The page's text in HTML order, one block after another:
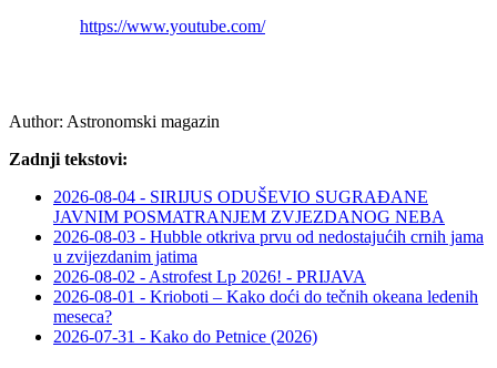
https://www.youtube.com/
Author: Astronomski magazin
Zadnji tekstovi:
2026-08-04 - SIRIJUS ODUŠEVIO SUGRAĐANE
JAVNIM POSMATRANJEM ZVJEZDANOG NEBA
2026-08-03 - Hubble otkriva prvu od nedostajućih crnih jama
u zvijezdanim jatima
2026-08-02 - Astrofest Lp 2026! - PRIJAVA
2026-08-01 - Krioboti – Kako doći do tečnih okeana ledenih
meseca?
2026-07-31 - Kako do Petnice (2026)